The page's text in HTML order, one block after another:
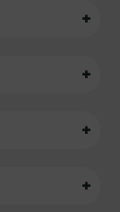
+
+
+
+